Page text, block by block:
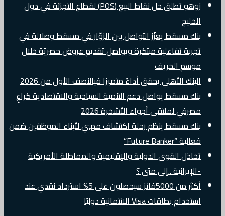
زوهو تطلق حل نقاط البيع (POS) لقطاع التجزئة في دول
الخليج
بنك مسقط يعزّز التواصل بين الزوّار في مسقط وصلالة في
تجربة تفاعلية مبتكرة ويواصل تقديم عروض حصريّة خلال
موسم الخريف
البنك الأهلي يحقق أداءً متميزا فيالنصف الأول من 2026
بنك مسقط يواصل دعم التنمية السياحية والاقتصادية كراعٍ
مصرفي لملتقى أجواء الأشخرة 2026
بنك مسقط ينظم رحلة اكتشاف مهني لأبناء الموظفين ضمن
فعالية “Future Banker”
تخاذل القوى الدولية والإقليمية والمماطلة الأمريكية
-الإيرانية ..إلى متى ؟
أكثر من 5000فائز سيحصلون على 5% استرداد نقدي عند
استخدام بطاقات Visa الائتمانية دوليًا